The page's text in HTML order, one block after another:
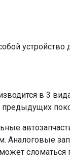
в 3
Аналоговые
сломаться